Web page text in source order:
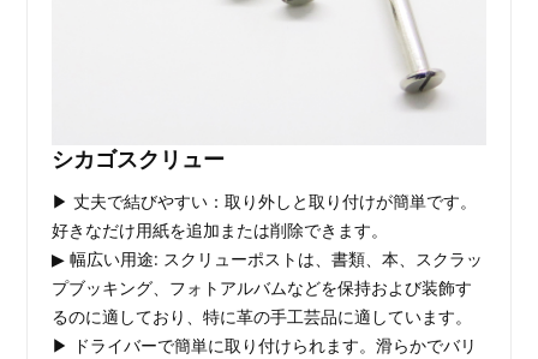
シカゴスクリュー
▶ 丈夫で結びやすい：取り外しと取り付けが簡単です。
好きなだけ用紙を追加または削除できます。
▶ 幅広い用途: スクリューポストは、書類、本、スクラッ
プブッキング、フォトアルバムなどを保持および装飾す
るのに適しており、特に革の手工芸品に適しています。
▶ ドライバーで簡単に取り付けられます。滑らかでバリ